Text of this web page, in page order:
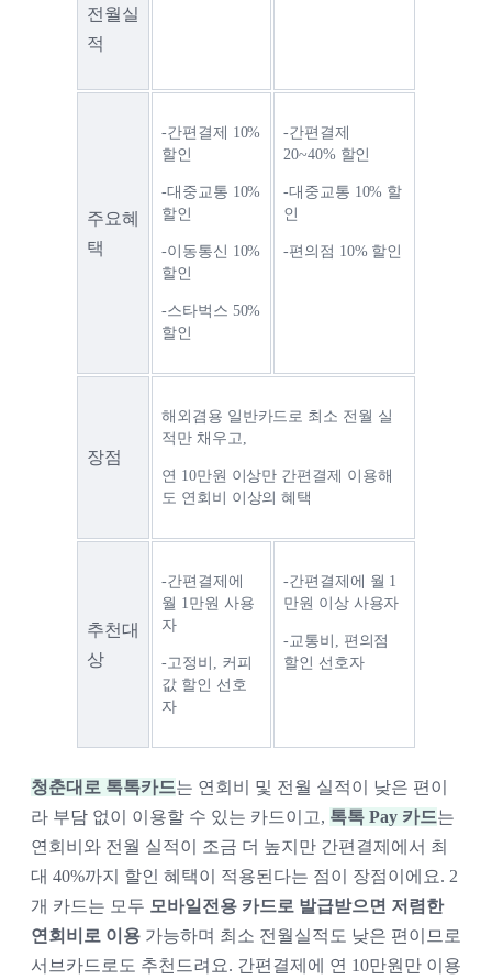
전월실
적
주요혜
택
-간편결제 10%
할인
-대중교통 10%
할인
-이동통신 10%
할인
-스타벅스 50%
할인
-간편결제
20~40% 할인
-대중교통 10% 할
인
-편의점 10% 할인
장점
해외겸용 일반카드로 최소 전월 실
적만 채우고,
연 10만원 이상만 간편결제 이용해
도 연회비 이상의 혜택
추천대
상
-간편결제에
월 1만원 사용
자
-고정비, 커피
값 할인 선호
자
-간편결제에 월 1
만원 이상 사용자
-교통비, 편의점
할인 선호자
청춘대로 톡톡카드는 연회비 및 전월 실적이 낮은 편이
라 부담 없이 이용할 수 있는 카드이고, 톡톡 Pay 카드는
연회비와 전월 실적이 조금 더 높지만 간편결제에서 최
대 40%까지 할인 혜택이 적용된다는 점이 장점이에요. 2
개 카드는 모두 모바일전용 카드로 발급받으면 저렴한
연회비로 이용 가능하며 최소 전월실적도 낮은 편이므로
서브카드로도 추천드려요. 간편결제에 연 10만원만 이용